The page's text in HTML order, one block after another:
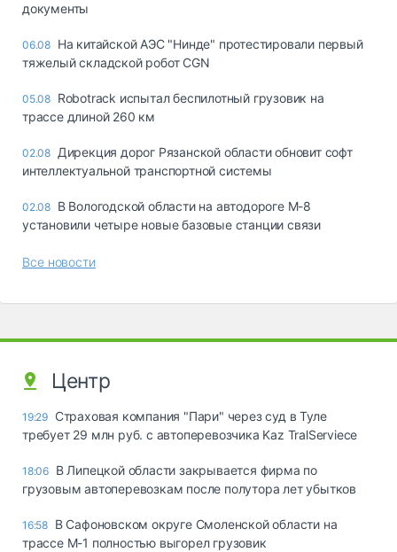
документы
06.08 На китайской АЭС "Нинде" протестировали первый
тяжелый складской робот CGN
05.08 Robotrack испытал беспилотный грузовик на
трассе длиной 260 км
02.08 Дирекция дорог Рязанской области обновит софт
интеллектуальной транспортной системы
02.08 В Вологодской области на автодороге М-8
установили четыре новые базовые станции связи
Все новости
Центр
19:29 Страховая компания "Пари" через суд в Туле
требует 29 млн руб. с автоперевозчика Kaz TralServiece
18:06 В Липецкой области закрывается фирма по
грузовым автоперевозкам после полутора лет убытков
16:58 В Сафоновском округе Смоленской области на
трассе М-1 полностью выгорел грузовик